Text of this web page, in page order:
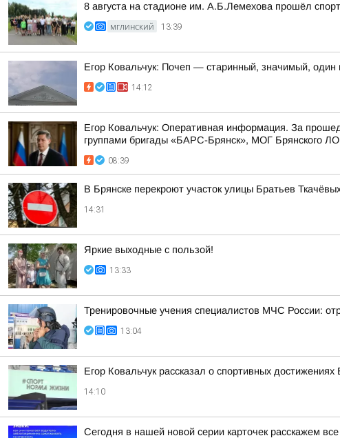
8 августа на стадионе им. А.Б.Лемехова прошёл
МГЛИНСКИЙ 13:39
Егор Ковальчук: Почеп — старинный, значимый, один
14:12
Егор Ковальчук: Оперативная информация. За
группами бригады «БАРС-Брянск», МОГ Брянского
08:39
В Брянске перекроют участок улицы Братьев
14:31
Яркие выходные с пользой!
13:33
Тренировочные учения специалистов МЧС России:
13:04
Егор Ковальчук рассказал о спортивных достижениях
14:10
Сегодня в нашей новой серии карточек расскажем